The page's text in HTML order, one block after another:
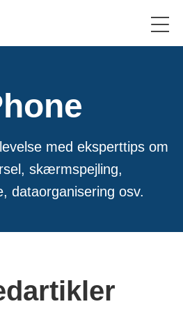
med eksperttips om
skærmspejling,
dataorganisering osv.